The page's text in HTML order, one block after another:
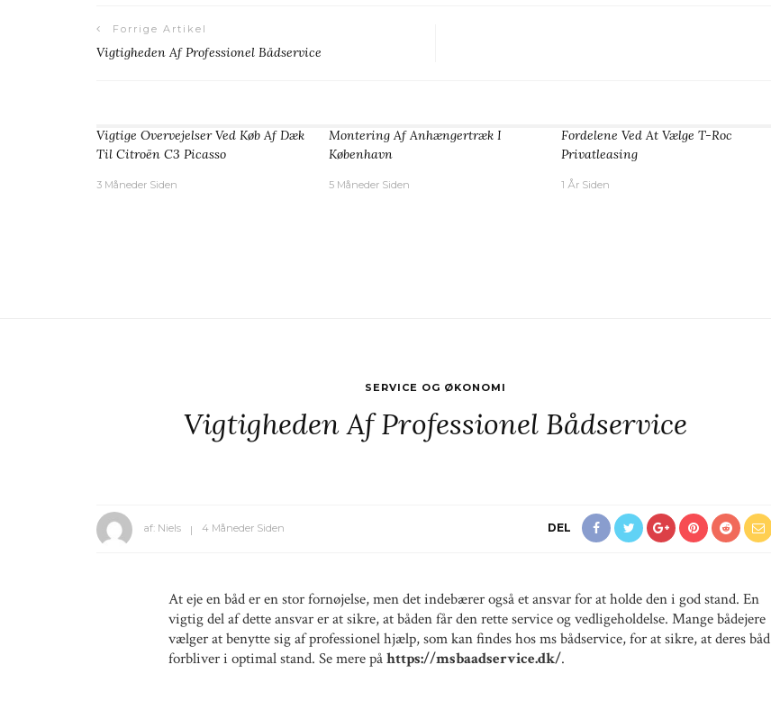
Forrige Artikel
Vigtigheden Af Professionel Bådservice
Vigtige Overvejelser Ved Køb Af Dæk
Til Citroën C3 Picasso
3 Måneder Siden
Montering Af Anhængertræk I
København
5 Måneder Siden
Fordelene Ved At Vælge T-Roc
Privatleasing
1 År Siden
SERVICE OG ØKONOMI
Vigtigheden Af Professionel Bådservice
af: Niels 4 Måneder Siden DEL
At eje en båd er en stor fornøjelse, men det indebærer også et ansvar for at holde den i god stand. En
vigtig del af dette ansvar er at sikre, at båden får den rette service og vedligeholdelse. Mange bådejere
vælger at benytte sig af professionel hjælp, som kan findes hos ms bådservice, for at sikre, at deres båd
forbliver i optimal stand. Se mere påhttps://msbaadservice.dk/.